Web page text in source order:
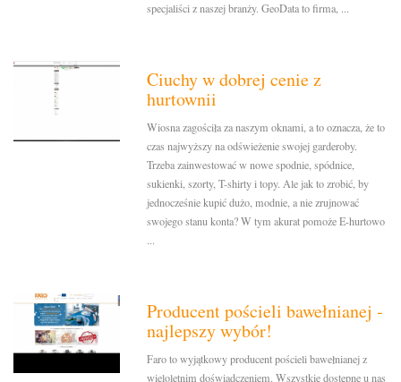
specjaliści z naszej branży. GeoData to firma, ...
Ciuchy w dobrej cenie z
hurtownii
Wiosna zagościła za naszym oknami, a to oznacza, że to
czas najwyższy na odświeżenie swojej garderoby.
Trzeba zainwestować w nowe spodnie, spódnice,
sukienki, szorty, T-shirty i topy. Ale jak to zrobić, by
jednocześnie kupić dużo, modnie, a nie zrujnować
swojego stanu konta? W tym akurat pomoże E-hurtowo
...
Producent pościeli bawełnianej -
najlepszy wybór!
Faro to wyjątkowy producent pościeli bawełnianej z
wieloletnim doświadczeniem. Wszystkie dostępne u nas